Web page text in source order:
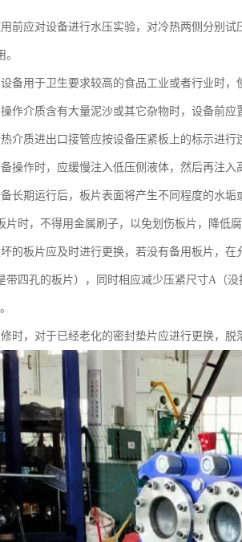
前应对设备进行水压实验，对冷热两侧分别
。
备用于卫生要求较高的食品工业或者行业时，
作介质含有大量泥沙或其它杂物时，设备前应
介质进出口接管应按设备压紧板上的标示进行
操作时，应缓慢注入低压侧液体，然后再注
长期运行后，板片表面将产生不同程度的水
片时，不得用金属刷子，以免划伤板片，降低腐
的板片应及时进行更换，若没有备用板片，
带四孔的板片），同时相应减少压紧尺寸A（
时，对于已经老化的密封垫片应进行更换，